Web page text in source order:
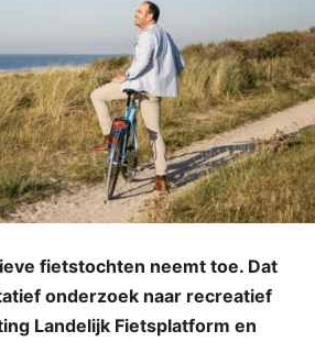
fietstochten neemt toe. Dat
onderzoek naar recreatief
Landelijk Fietsplatform en